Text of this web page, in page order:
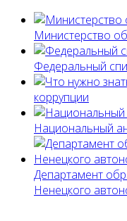
Министерство
Федеральный
коррупции
Национальный
Департамент
Ненецкого